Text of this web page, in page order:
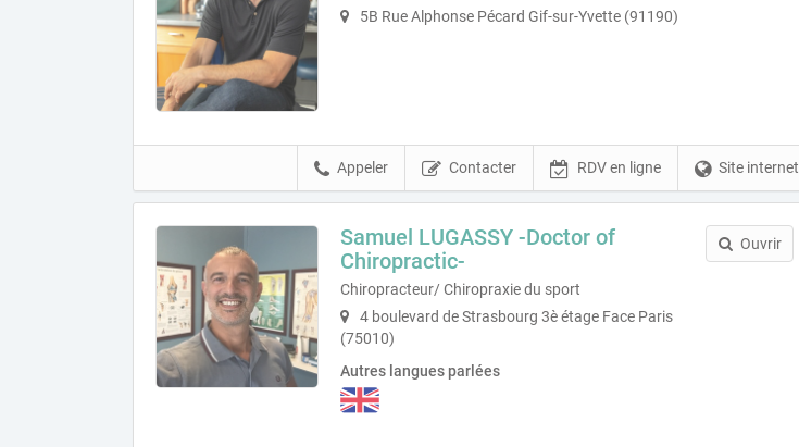
5B Rue Alphonse Pécard Gif-sur-Yvette (91190)
Site internet
RDV en ligne
Contacter
Appeler
Samuel LUGASSY -Doctor of
Chiropractic-
Chiropracteur/ Chiropraxie du sport
4 boulevard de Strasbourg 3è étage Face Paris
(75010)
Autres langues parlées
Ouvrir